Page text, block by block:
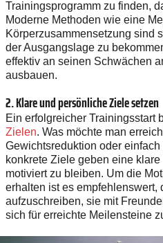
Trainingsprogramm zu finden,
Moderne Methoden wie eine
Körperzusammensetzung sind
der Ausgangslage zu
effektiv an seinen Schwächen
ausbauen.
2. Klare und persönliche Ziele setzen
Ein erfolgreicher Trainingsstart
Zielen. Was möchte man
Gewichtsreduktion oder
konkrete Ziele geben eine
motiviert zu bleiben. Um die
erhalten ist es empfehlenswert,
aufzuschreiben, sie mit
sich für erreichte Meilensteine